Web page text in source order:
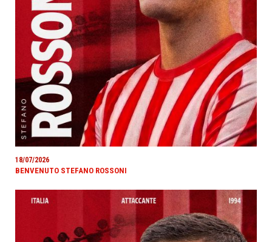
18/07/2026
BENVENUTO STEFANO ROSSONI